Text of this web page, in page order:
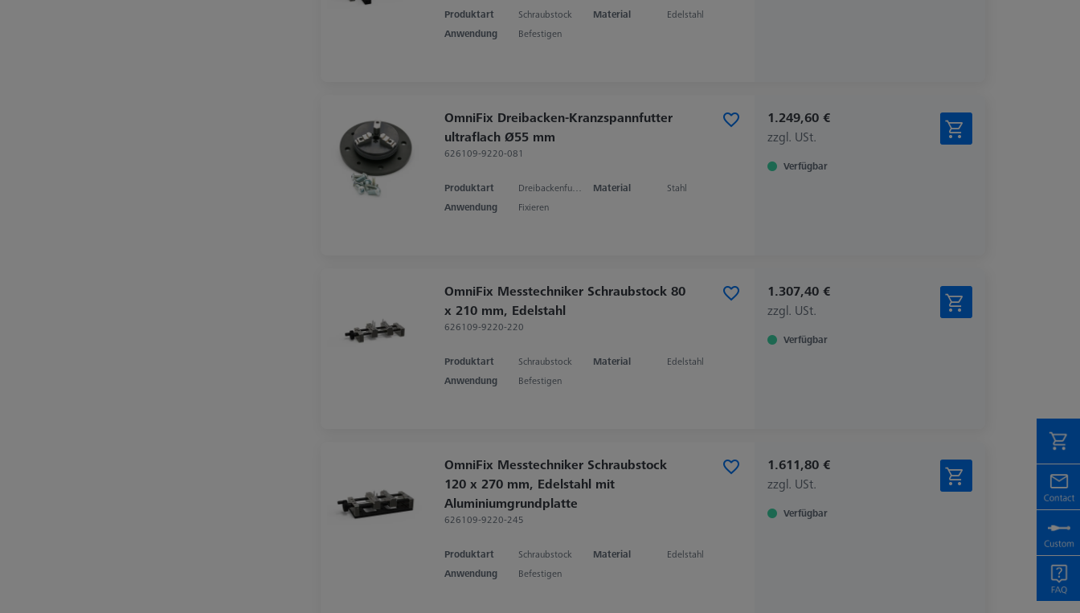
Produktart Schraubstock Material
Edelstahl
Anwendung
Befestigen
OmniFix Dreibacken-Kranzspannfutter
ultraflach Ø55 mm
626109-9220-081
Produktart Dreibackenfutter Material
Stahl
Anwendung
Fixieren
1.249,60 €
zzgl. USt.
Verfügbar
OmniFix Messtechniker Schraubstock 80
x 210 mm, Edelstahl
626109-9220-220
Produktart Schraubstock Material
Edelstahl
Anwendung
Befestigen
1.307,40 €
zzgl. USt.
Verfügbar
OmniFix Messtechniker Schraubstock
120 x 270 mm, Edelstahl mit
Aluminiumgrundplatte
626109-9220-245
Produktart Schraubstock Material
Edelstahl
Anwendung
Befestigen
1.611,80 €
zzgl. USt.
Verfügbar